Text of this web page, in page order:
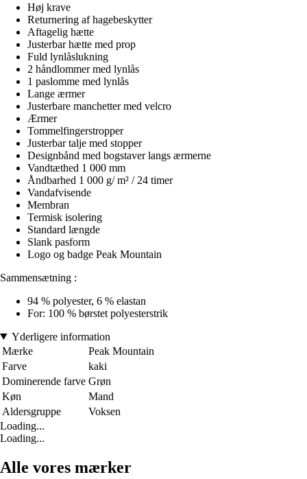
Høj krave
Returnering af hagebeskytter
Aftagelig hætte
Justerbar hætte med prop
Fuld lynlåslukning
2 håndlommer med lynlås
1 paslomme med lynlås
Lange ærmer
Justerbare manchetter med velcro
Ærmer
Tommelfingerstropper
Justerbar talje med stopper
Designbånd med bogstaver langs ærmerne
Vandtæthed 1 000 mm
Åndbarhed 1 000 g/ m² / 24 timer
Vandafvisende
Membran
Termisk isolering
Standard længde
Slank pasform
Logo og badge Peak Mountain
Sammensætning :
94 % polyester, 6 % elastan
For: 100 % børstet polyesterstrik
Yderligere information
Mærke
Peak Mountain
Farve
kaki
Dominerende farve Grøn
Køn
Mand
Aldersgruppe
Voksen
Loading...
Loading...
Alle vores mærker